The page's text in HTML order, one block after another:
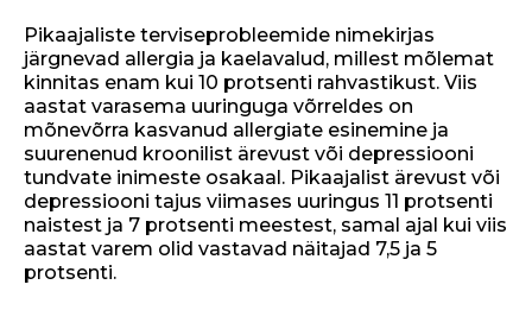
Pikaajaliste terviseprobleemide nimekirjas
järgnevad allergia ja kaelavalud, millest mõlemat
kinnitas enam kui 10 protsenti rahvastikust. Viis
aastat varasema uuringuga võrreldes on
mõnevõrra kasvanud allergiate esinemine ja
suurenenud kroonilist ärevust või depressiooni
tundvate inimeste osakaal. Pikaajalist ärevust või
depressiooni tajus viimases uuringus 11 protsenti
naistest ja 7 protsenti meestest, samal ajal kui viis
aastat varem olid vastavad näitajad 7,5 ja 5
protsenti.